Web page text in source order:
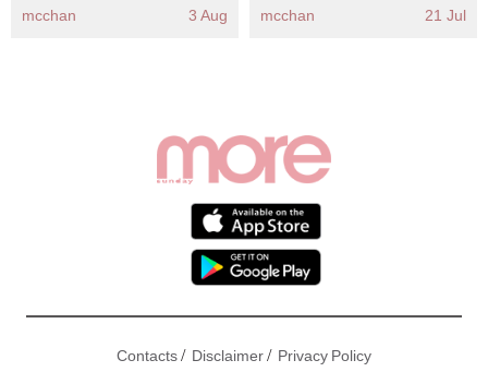
mcchan 3 Aug mcchan 21 Jul
Contacts/ Disclaimer/ Privacy Policy